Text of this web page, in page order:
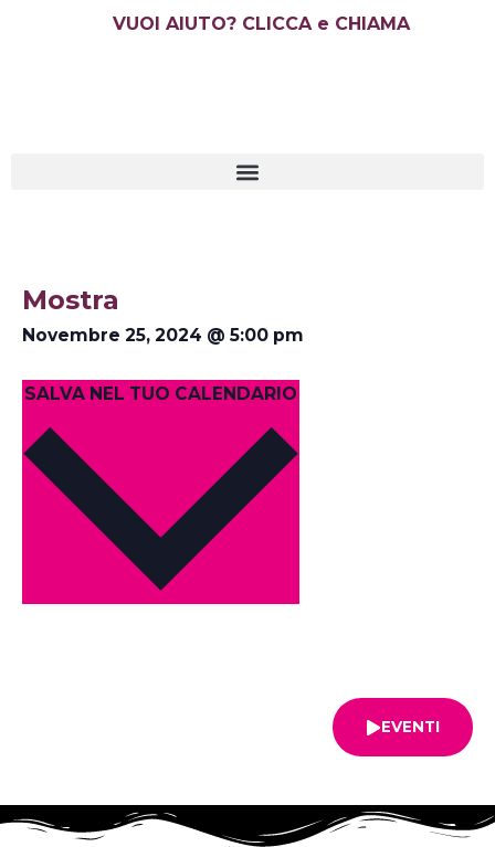
VUOI AIUTO? CLICCA e CHIAMA
Mostra
Novembre 25, 2024 @ 5:00 pm
EVENTI